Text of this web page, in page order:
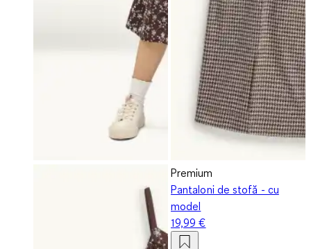
Premium
Pantaloni de stofă - cu
model
19,99 €